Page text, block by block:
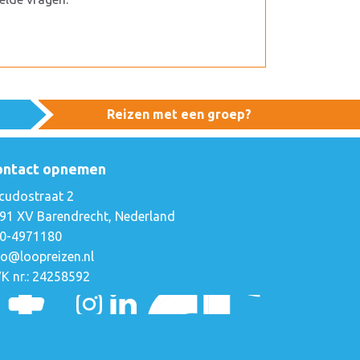
Reizen met een groep?
opnemen
2
XV Barendrecht, Nederland
4971180
nr.: 24258592